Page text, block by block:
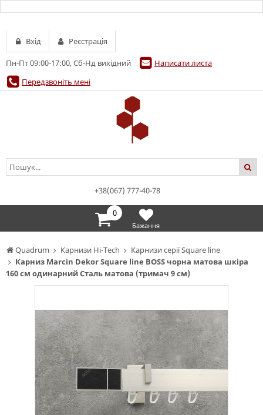
Quadrum Карнизи Hi-Tech
Карнизи серії Square line
Карниз Marcin Dekor Square line BOSS чорна матова шкіра
160 см одинарний Сталь матова (тримач 9 см)
Пн-Пт 09:00-17:00, Сб-Нд вихідний
Написати листа
Передзвоніть мені
Вхід Реєстрація
+38(067) 777-40-78
0
Бажання